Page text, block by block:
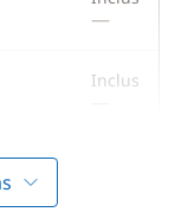
—
Inclus